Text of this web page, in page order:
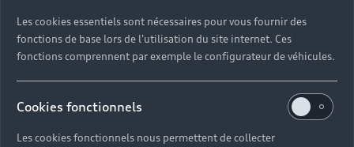
Les cookies essentiels sont nécessaires pour vous fournir des
fonctions de base lors de l'utilisation du site internet. Ces
fonctions comprennent par exemple le configurateur de véhicules.
Cookies fonctionnels
Les cookies fonctionnels nous permettent de collecter